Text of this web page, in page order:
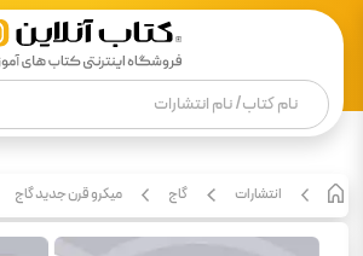
انتشارات گاج میکرو قرن جدید گاج